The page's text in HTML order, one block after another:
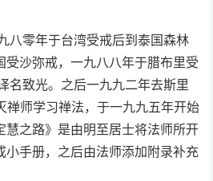
八零年于台湾受戒后到泰国森林
受沙弥戒，一九八八年于腊布里受
名致光。之后一九九二年去斯里
师学习禅法，于一九九五年开始
慧之路》是由明至居士将法师所开
小手册，之后由法师添加附录补充